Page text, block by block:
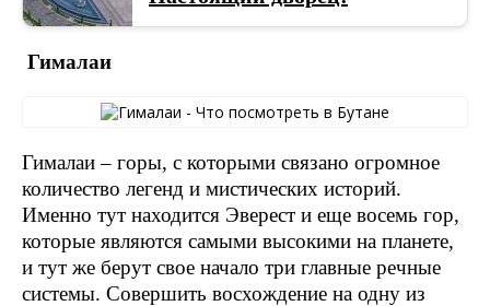
Гималаи
Гималаи – горы, с которыми связано огромное
количество легенд и мистических историй.
Именно тут находится Эверест и еще восемь гор,
которые являются самыми высокими на планете,
и тут же берут свое начало три главные речные
системы. Совершить восхождение на одну из